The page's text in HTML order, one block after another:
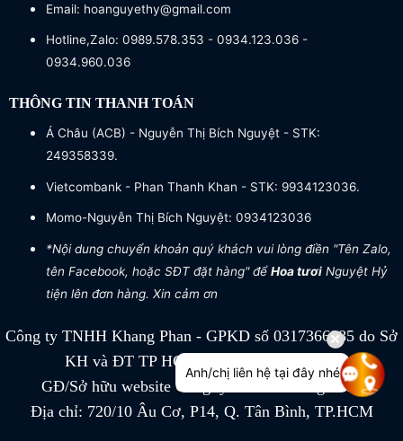
Email: hoanguyethy@gmail.com
Hotline,Zalo: 0989.578.353 - 0934.123.036 -
0934.960.036
THÔNG TIN THANH TOÁN
Á Châu (ACB) - Nguyễn Thị Bích Nguyệt - STK:
249358339.
Vietcombank - Phan Thanh Khan - STK: 9934123036.
Momo-Nguyễn Thị Bích Nguyệt: 0934123036
*Nội dung chuyển khoản quý khách vui lòng điền "Tên Zalo,
tên Facebook, hoặc SĐT đặt hàng" đểHoa tươiNguyệt Hỷ
tiện lên đơn hàng. Xin cảm ơn
Công ty TNHH Khang Phan - GPKD số 0317366885 do Sở
KH và ĐT TP HCM cấp ngày 04/07/2022
GĐ/Sở hữu website Công ty TNHH Khang Phan
Địa chỉ: 720/10 Âu Cơ, P14, Q. Tân Bình, TP.HCM
Anh/chị liên hệ tại đây nhé